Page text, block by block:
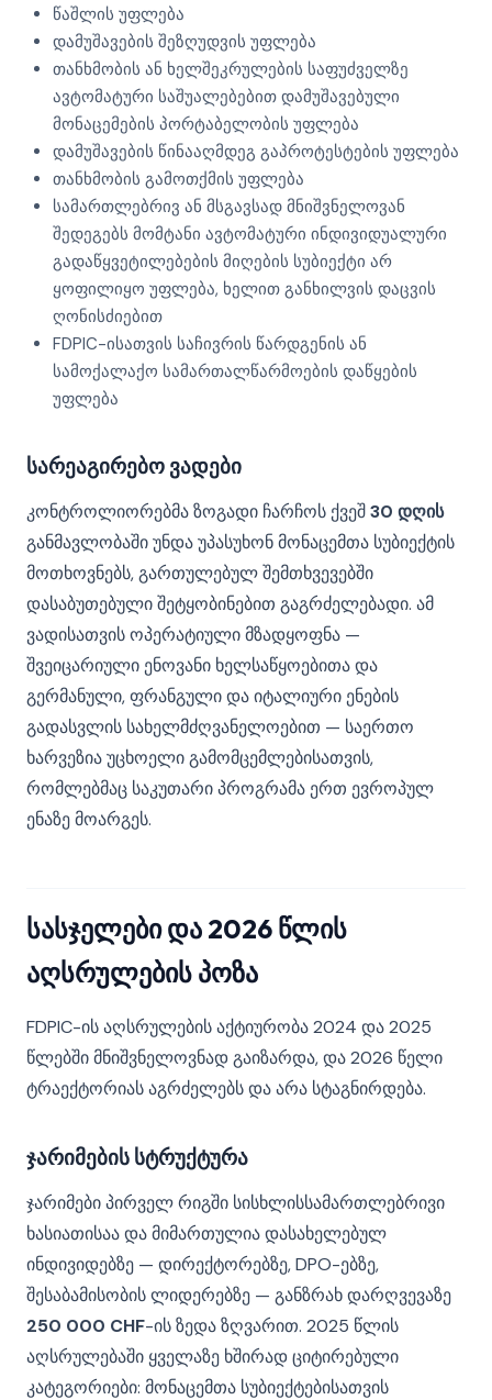
წაშლის უფლება
დამუშავების შეზღუდვის უფლება
თანხმობის ან ხელშეკრულების საფუძველზე
ავტომატური საშუალებებით დამუშავებული
მონაცემების პორტაბელობის უფლება
დამუშავების წინააღმდეგ გაპროტესტების უფლება
თანხმობის გამოთქმის უფლება
სამართლებრივ ან მსგავსად მნიშვნელოვან
შედეგებს მომტანი ავტომატური ინდივიდუალური
გადაწყვეტილებების მიღების სუბიექტი არ
ყოფილიყო უფლება, ხელით განხილვის დაცვის
ღონისძიებით
FDPIC-ისათვის საჩივრის წარდგენის ან
სამოქალაქო სამართალწარმოების დაწყების
უფლება
სარეაგირებო ვადები
კონტროლიორებმა ზოგადი ჩარჩოს ქვეშ30 დღის
განმავლობაში უნდა უპასუხონ მონაცემთა სუბიექტის
მოთხოვნებს, გართულებულ შემთხვევებში
დასაბუთებული შეტყობინებით გაგრძელებადი. ამ
ვადისათვის ოპერატიული მზადყოფნა —
შვეიცარიული ენოვანი ხელსაწყოებითა და
გერმანული, ფრანგული და იტალიური ენების
გადასვლის სახელმძღვანელოებით — საერთო
ხარვეზია უცხოელი გამომცემლებისათვის,
რომლებმაც საკუთარი პროგრამა ერთ ევროპულ
ენაზე მოარგეს.
სასჯელები და 2026 წლის
აღსრულების პოზა
FDPIC-ის აღსრულების აქტიურობა 2024 და 2025
წლებში მნიშვნელოვნად გაიზარდა, და 2026 წელი
ტრაექტორიას აგრძელებს და არა სტაგნირდება.
ჯარიმების სტრუქტურა
ჯარიმები პირველ რიგში სისხლისსამართლებრივი
ხასიათისაა და მიმართულია დასახელებულ
ინდივიდებზე — დირექტორებზე, DPO-ებზე,
შესაბამისობის ლიდერებზე — განზრახ დარღვევაზე
250 000 CHF-ის ზედა ზღვარით. 2025 წლის
აღსრულებაში ყველაზე ხშირად ციტირებული
კატეგორიები: მონაცემთა სუბიექტებისათვის